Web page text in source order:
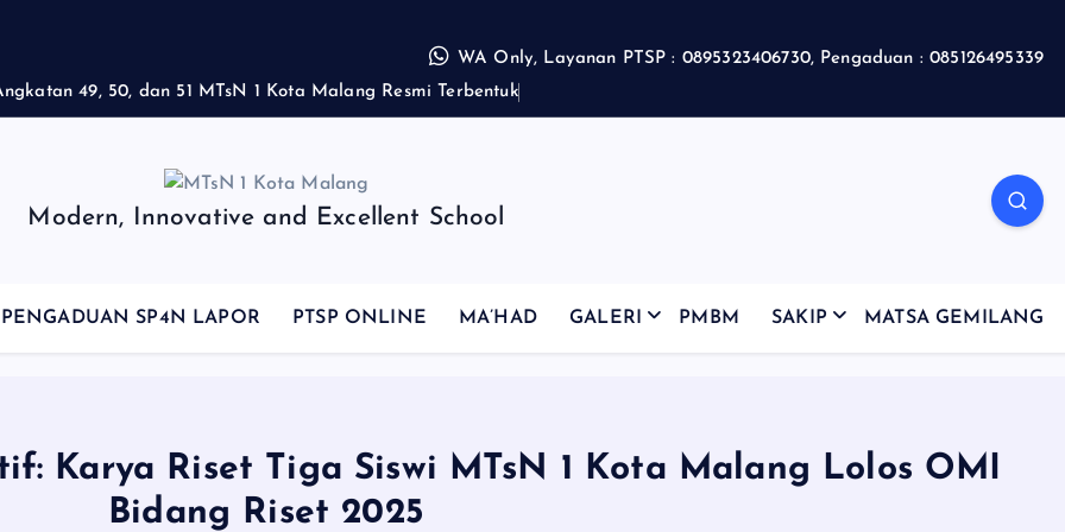
ngkatan 49, 50, dan 51 M TsN 1 Kota Mala ng Resmi Terbentuk
WA Only, Layanan PTSP : 0895323406730, Pengaduan : 085126495339
Modern, Innovative and Excellent School
PENGADUAN SP4N LAPOR PTSP ONLINE MA’HAD GALERI PMBM SAKIP MATSA GEMILANG
Karya Riset Tiga Siswi MTsN 1 Kota Malang Lolos OMI
Bidang Riset 2025